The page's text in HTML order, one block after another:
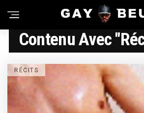
Contenu Avec
RÉCITS